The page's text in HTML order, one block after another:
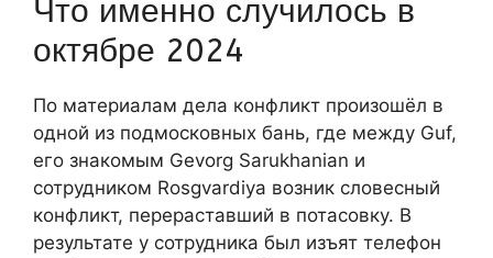
Что именно случилось в
октябре 2024
По материалам дела конфликт произошёл в
одной из подмосковных бань, где между Guf,
его знакомым Gevorg Sarukhanian и
сотрудником Rosgvardiya возник словесный
конфликт, перераставший в потасовку. В
результате у сотрудника был изъят телефон